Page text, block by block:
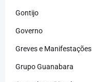
Gontijo
Governo
Greves e Manifestações
Grupo Guanabara